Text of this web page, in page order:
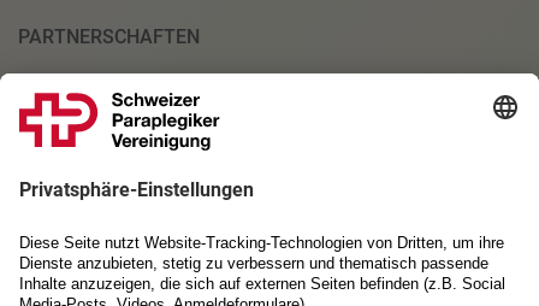
PARTNERSCHAFTEN